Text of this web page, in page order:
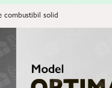
combustibil solid